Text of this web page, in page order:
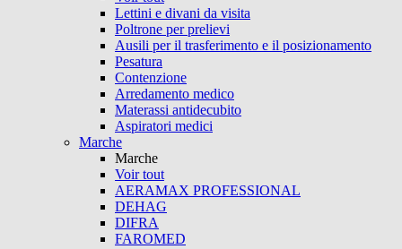
Lettini e divani da visita
Poltrone per prelievi
Ausili per il trasferimento e il posizionamento
Pesatura
Contenzione
Arredamento medico
Materassi antidecubito
Aspiratori medici
Marche
Marche
Voir tout
AERAMAX PROFESSIONAL
DEHAG
DIFRA
FAROMED